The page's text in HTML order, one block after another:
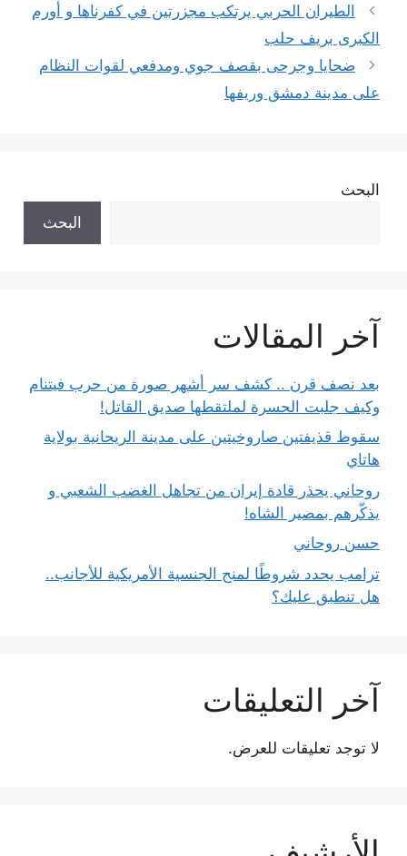
الطيران الحربي يرتكب مجزرتين في كفرناها و أورم
الكبرى بريف حلب
ضحايا وجرحى بقصف جوي ومدفعي لقوات النظام
على مدينة دمشق وريفها
البحث
البحث
آخر المقالات
بعد نصف قرن .. كشف سر أشهر صورة من حرب فيتنام
وكيف جلبت الحسرة لملتقطها صديق القاتل!
سقوط قذيفتين صاروخيتين على مدينة الريحانية بولاية
هاتاي
روحاني يحذر قادة إيران من تجاهل الغضب الشعبي و
يذكّرهم بمصير الشاه!
حسن روحاني
ترامب يحدد شروطًا لمنح الجنسية الأمريكية للأجانب..
هل تنطبق عليك؟
آخر التعليقات
لا توجد تعليقات للعرض.